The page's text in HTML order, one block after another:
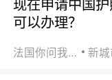
现在申请中国
可以办理？
法国你问我答 新城